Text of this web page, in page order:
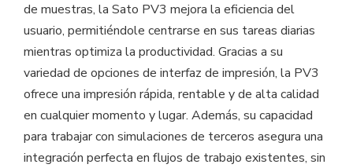
de muestras, la Sato PV3 mejora la eficiencia del
usuario, permitiéndole centrarse en sus tareas diarias
mientras optimiza la productividad. Gracias a su
variedad de opciones de interfaz de impresión, la PV3
ofrece una impresión rápida, rentable y de alta calidad
en cualquier momento y lugar. Además, su capacidad
para trabajar con simulaciones de terceros asegura una
integración perfecta en flujos de trabajo existentes, sin